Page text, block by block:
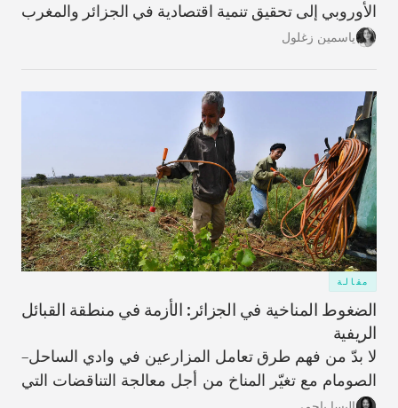
الأوروبي إلى تحقيق تنمية اقتصادية في الجزائر والمغرب
وتونس، فقد يُنظر إلى هذه العملية على أنها نمطٌ
ياسمين زغلول
مقالة
الضغوط المناخية في الجزائر: الأزمة في منطقة القبائل
الريفية
لا بدّ من فهم طرق تعامل المزارعين في وادي الساحل–
الصومام مع تغيّر المناخ من أجل معالجة التناقضات التي